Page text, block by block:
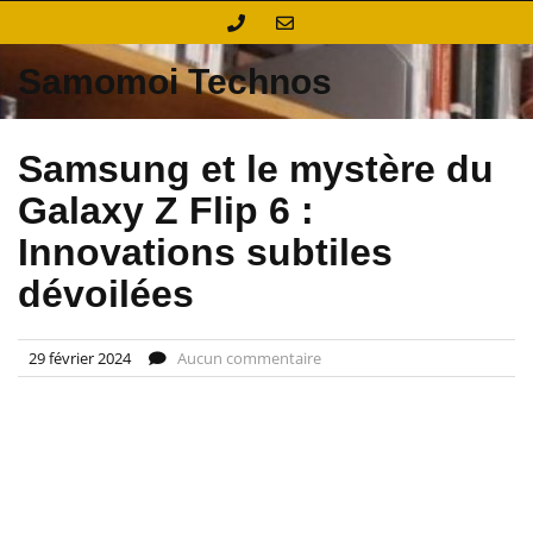
Samomoi Technos
Samsung et le mystère du
Galaxy Z Flip 6 :
Innovations subtiles
dévoilées
29 février 2024 Aucun commentaire